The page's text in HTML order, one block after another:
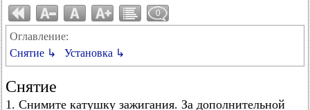
0
Оглавление:
Снятие ↳
Установка ↳
Снятие
1. Снимите катушку зажигания. За дополнительной